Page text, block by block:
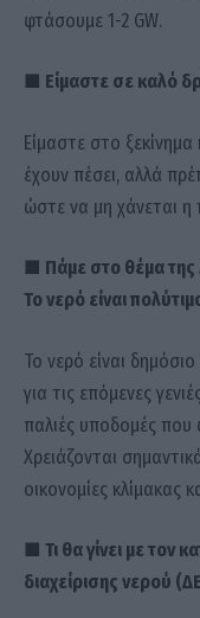
φτάσουμε 1-2 GW.
■ Είμαστε σε καλό
Είμαστε στο ξεκίνημα
έχουν πέσει, αλλά
ώστε να μη χάνεται η
■ Πάμε στο θέμα
Το νερό είναι
Το νερό είναι
για τις επόμενες
παλιές υποδομές που
Χρειάζονται
οικονομίες κλίμακας
■ Τι θα γίνει με τον
διαχείρισης νερού